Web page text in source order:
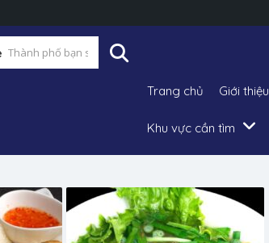
Trang chủ Giới thiệu
Khu vực cần tìm